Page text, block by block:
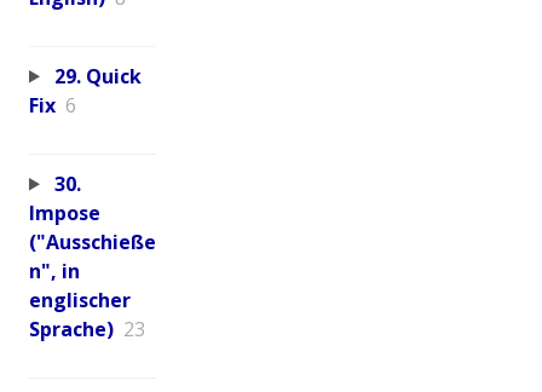
29. Quick
Fix 6
30.
Impose
("Ausschieße
n", in
englischer
Sprache) 23